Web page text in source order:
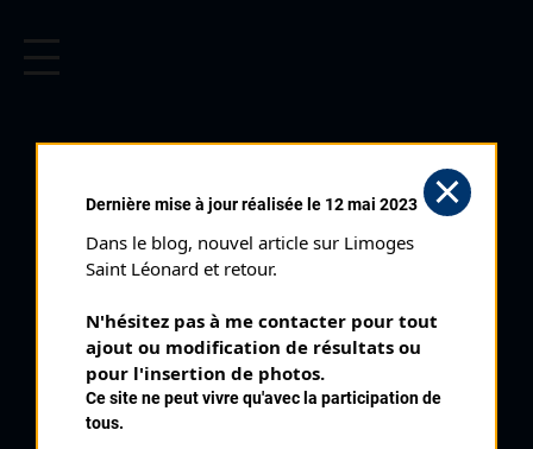
BOYER (PRÉNOM INCONNU)
PALMARÈS
1977 , USA
3 Auzances
Dernière mise à jour réalisée le 12 mai 2023
Dans le blog, nouvel article sur Limoges
Saint Léonard et retour.
N'hésitez pas à me contacter pour tout
ajout ou modification de résultats ou
pour l'insertion de photos.
Ce site ne peut vivre qu'avec la participation de
tous.